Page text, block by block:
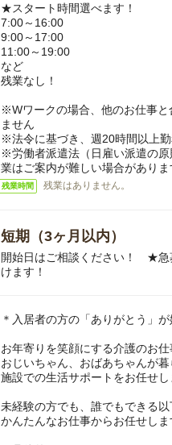
★スタート時間選べます！
7:00～16:00
9:00～17:00
11:00～19:00
など
残業なし！
※Wワークの場合、他のお仕事と
ません
※法令に基づき、週20時間以上
※労働者派遣法（日雇い派遣の
業はご案内が難しい場合がありま
残業時間 残業はありません。
短期（3ヶ月以内）
開始日はご相談ください！ ★
けます！
＊入居者の方の「ありがとう」が
お年寄りを笑顔にする介護のお仕
おじいちゃん、おばあちゃんが暮
施設での生活サポートをお任せし
未経験の方でも、誰でもできる
かんたんなお仕事からお任せしま